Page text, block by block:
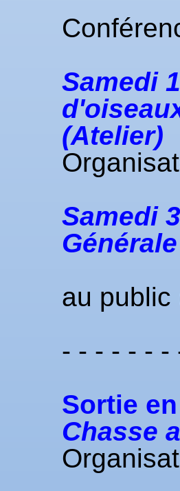
Samedi
(Atelier)
Samedi
au public
- - - - - - -
Sortie
Chasse